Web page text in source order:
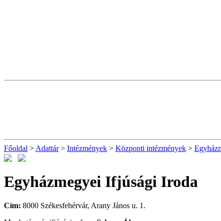
Főoldal > Adattár> Intézmények > Központi intézmények >
Egyházmegyei Ifjúsági Iroda
Cím: 8000 Székesfehérvár, Arany János u. 1.